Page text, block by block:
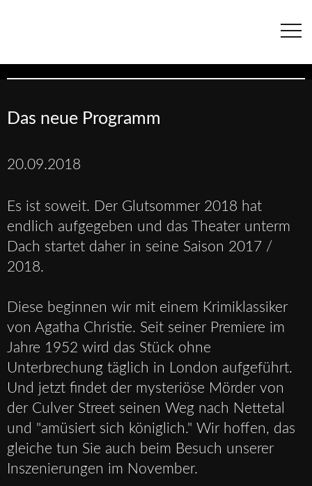
Das neue Programm
20.09.2018
Es ist soweit. Der Glutsommer 2018 hat
endlich aufgegeben und das Theater unterm
Dach startet daher in seine Saison 2017 /
2018.
Diese beginnen wir mit einem Krimiklassiker
von Agatha Christie. Seit seiner Premiere im
Jahre 1952 wird das Stück ohne
Unterbrechung täglich in London aufgeführt.
Und jetzt findet der mysteriöse Mörder von
der Culver Street seinen Weg nach Nettetal
und "amüsiert sich königlich." Wir hoffen, das
gleiche tun Sie auch beim Besuch unserer
Inszenierungen im November.